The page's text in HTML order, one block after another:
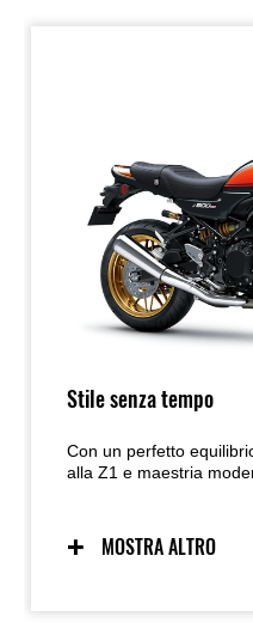
Stile senza tempo
Con un perfetto
alla Z1 e maestria
dei dettagli e a una
le conferiscono un
MOSTRA ALTRO